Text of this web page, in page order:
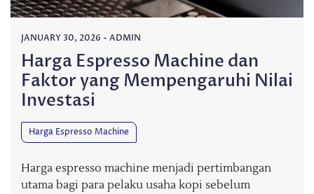
JANUARY 30, 2026 - ADMIN
Harga Espresso Machine dan
Faktor yang Mempengaruhi Nilai
Investasi
Harga Espresso Machine
Harga espresso machine menjadi pertimbangan
utama bagi para pelaku usaha kopi sebelum